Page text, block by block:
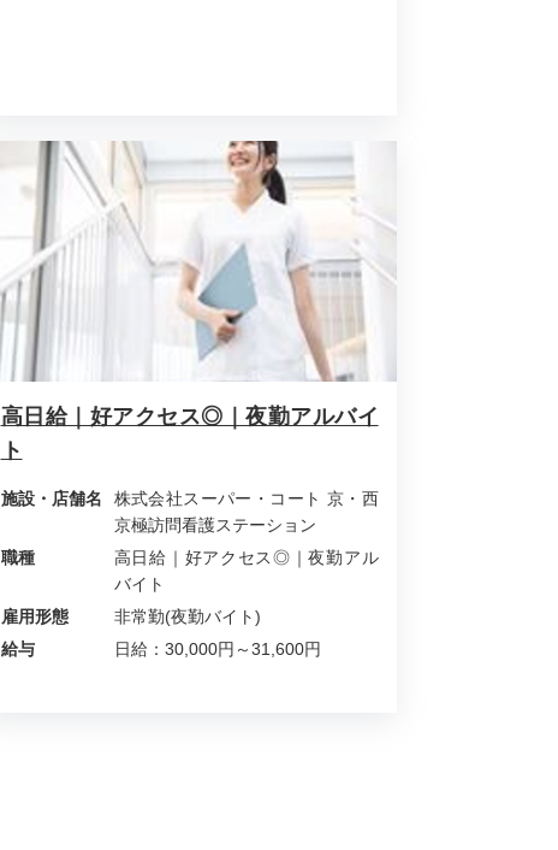
高日給｜好アクセス◎｜夜勤アルバイ
ト
施設・店舗名
株式会社スーパー・コート 京・西
京極訪問看護ステーション
職種
高日給｜好アクセス◎｜夜勤アル
バイト
雇用形態
非常勤(夜勤バイト)
給与
日給：30,000円～31,600円